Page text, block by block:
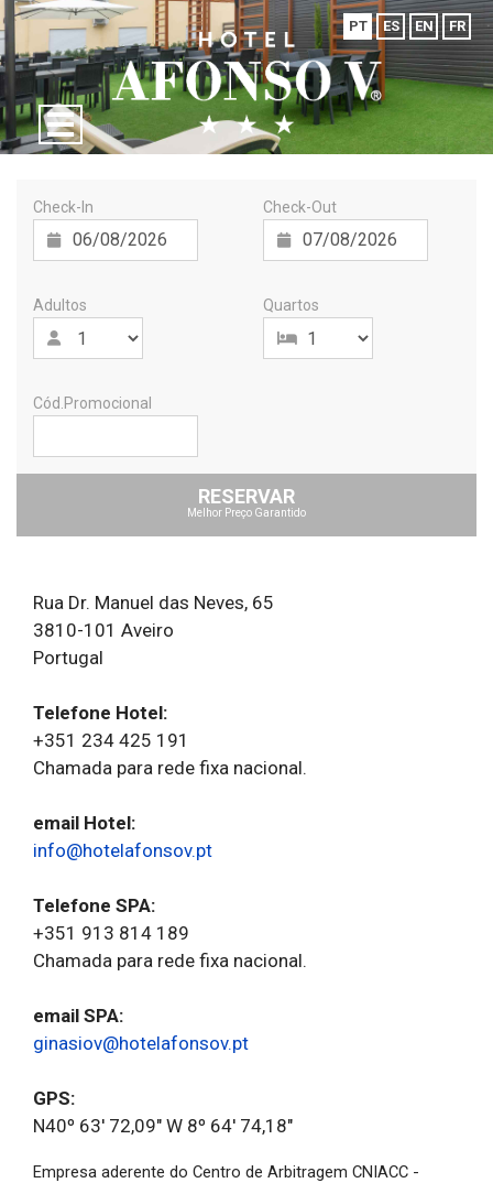
PT ES EN FR
Check-In Check-Out
Adultos Quartos
Cód.Promocional
RESERVAR
Melhor Preço Garantido
Rua Dr. Manuel das Neves, 65
3810-101 Aveiro
Portugal
Telefone Hotel:
+351 234 425 191
Chamada para rede fixa nacional.
email Hotel:
info@hotelafonsov.pt
Telefone SPA:
+351 913 814 189
Chamada para rede fixa nacional.
email SPA:
ginasiov@hotelafonsov.pt
GPS:
N40º 63' 72,09" W 8º 64' 74,18"
Empresa aderente do Centro de Arbitragem CNIACC -